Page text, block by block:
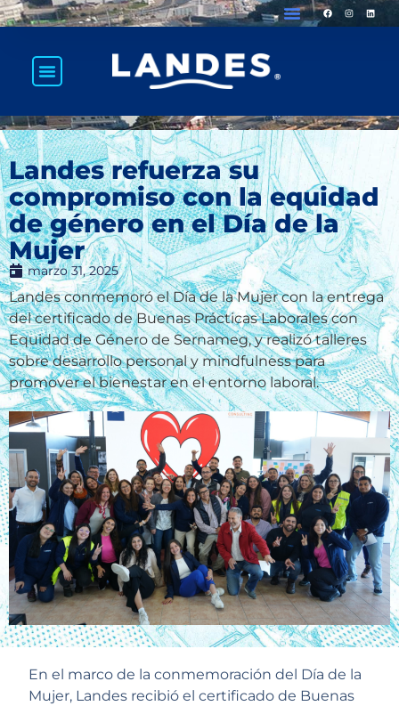
Landes refuerza su
compromiso con la equidad
de género en el Día de la
Mujer
marzo 31, 2025
Landes conmemoró el Día de la Mujer con la entrega
del certificado de Buenas Prácticas Laborales con
Equidad de Género de Sernameg, y realizó talleres
sobre desarrollo personal y mindfulness para
promover el bienestar en el entorno laboral.
En el marco de la conmemoración del Día de la
Mujer, Landes recibió el certificado de Buenas